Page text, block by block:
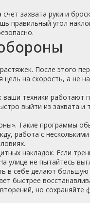
захвата руки и
правильный угол
После этого
на скорость, а не
ваши техники работают
выйти из захвата и
Такие программы
работа с
накладок. Если
улице не пытайтесь
в себе делают большую
быстрее
но сохраняйте